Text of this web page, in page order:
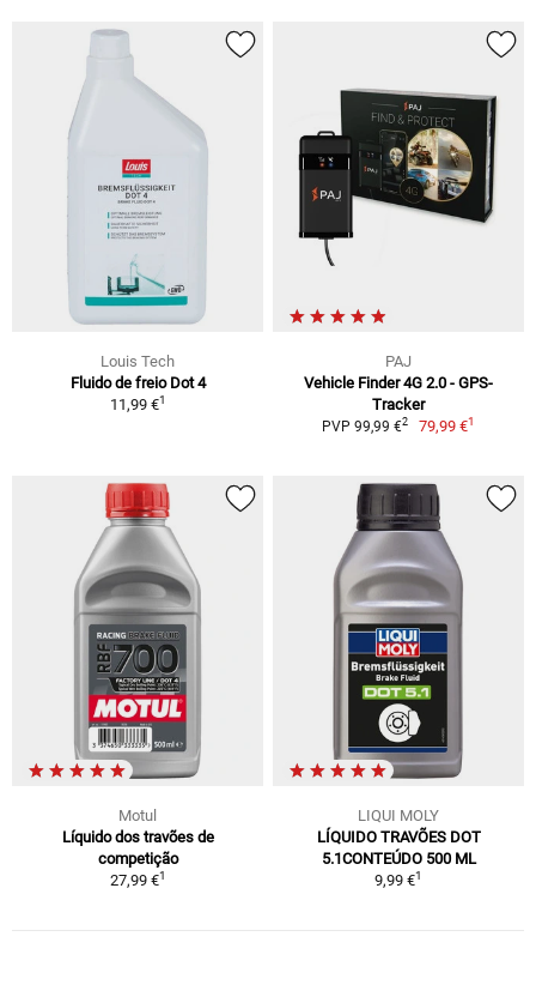
Louis Tech
Fluido de freio Dot 4
11,99 €1
PAJ
Vehicle Finder 4G 2.0 - GPS-
Tracker
PVP 99,99 €2 79,99 €1
Motul
Líquido dos travões de
competição
27,99 €1
LIQUI MOLY
LÍQUIDO TRAVÕES DOT
5.1CONTEÚDO 500 ML
9,99 €1